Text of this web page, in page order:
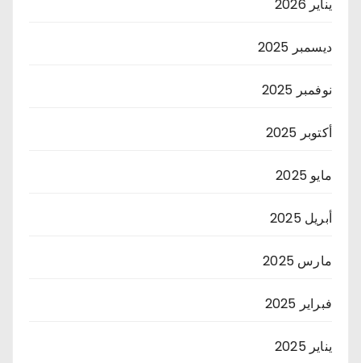
يناير 2026
ديسمبر 2025
نوفمبر 2025
أكتوبر 2025
مايو 2025
أبريل 2025
مارس 2025
فبراير 2025
يناير 2025